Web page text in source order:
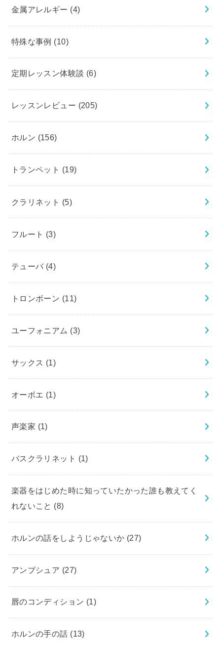
金属アレルギー (4)
特殊な事例 (10)
定期レッスン体験談 (6)
レッスンレビュー (205)
ホルン (156)
トランペット (19)
クラリネット (5)
フルート (3)
テューバ (4)
トロンボーン (11)
ユーフォニアム (3)
サックス (1)
オーボエ (1)
声楽家 (1)
バスクラリネット (1)
楽器をはじめた時に知っていたかった誰も教えてく
れないこと (8)
ホルンの話をしようじゃないか (27)
アンブシュア (27)
唇のコンディション (1)
ホルンの手の話 (13)